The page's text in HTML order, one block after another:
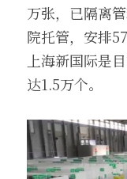
万张，已隔离
院托管，安排
上海新国际是
达1.5万个。